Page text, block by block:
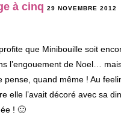
à cinq 29 NOVEMBRE 2012
que Minibouille soit
l’engouement de Noel…
pense, quand même ! Au
elle l’avait décoré avec sa
! 🙂